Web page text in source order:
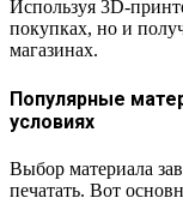
Используя 3D-
покупках, но и
магазинах.
Популярные
условиях
Выбор материала
печатать. Вот